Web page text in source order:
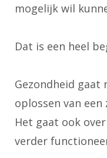
mogelijk wil
Dat is een heel
Gezondheid gaat
oplossen van een
Het gaat ook
verder